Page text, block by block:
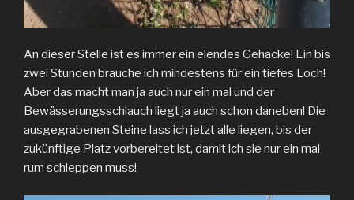
An dieser Stelle ist es immer ein elendes Gehacke! Ein bis
zwei Stunden brauche ich mindestens für ein tiefes Loch!
Aber das macht man ja auch nur ein mal und der
Bewässerungsschlauch liegt ja auch schon daneben! Die
ausgegrabenen Steine lass ich jetzt alle liegen, bis der
zukünftige Platz vorbereitet ist, damit ich sie nur ein mal
rum schleppen muss!